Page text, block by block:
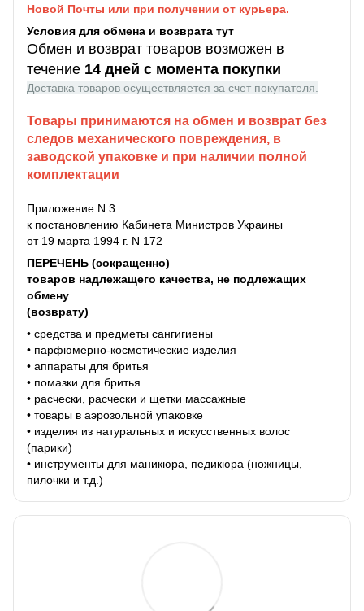
Новой Почты или при получении от курьера.
Условия для обмена и возврата тут
Обмен и возврат товаров возможен в
течение 14 дней с момента покупки
Доставка товаров осуществляется за счет покупателя.
Товары принимаются на обмен и возврат без
следов механического повреждения, в
заводской упаковке и при наличии полной
комплектации
Приложение N 3
к постановлению Кабинета Министров Украины
от 19 марта 1994 г. N 172
ПЕРЕЧЕНЬ (сокращенно)
товаров надлежащего качества, не подлежащих
обмену
(возврату)
• средства и предметы сангигиены
• парфюмерно-косметические изделия
• аппараты для бритья
• помазки для бритья
• расчески, расчески и щетки массажные
• товары в аэрозольной упаковке
• изделия из натуральных и искусственных волос
(парики)
• инструменты для маникюра, педикюра (ножницы,
пилочки и т.д.)